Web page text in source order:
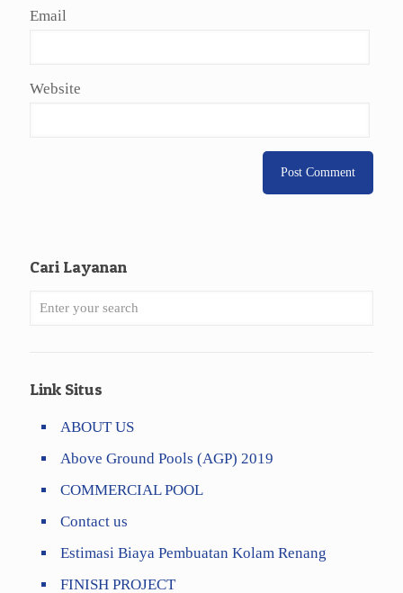
Email
Website
Cari Layanan
Link Situs
ABOUT US
Above Ground Pools (AGP) 2019
COMMERCIAL POOL
Contact us
Estimasi Biaya Pembuatan Kolam Renang
FINISH PROJECT